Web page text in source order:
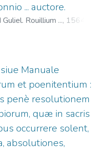
... auctore.
Rouillium ..., 1564
1506-1576
Manuale
et poenitentium :
penè resolutionem
quæ in sacris
occurrere solent,
absolutiones,